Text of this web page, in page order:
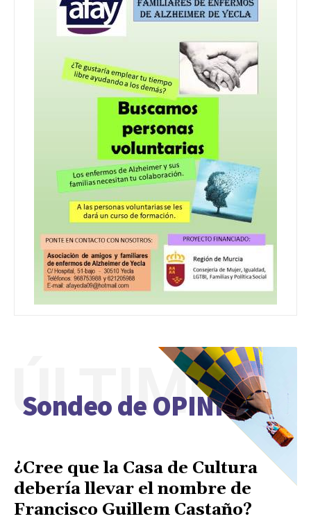
Sondeo de OPINIÓN
ÚLTIMO
¿Cree que la Casa de Cultura
debería llevar el nombre de
Francisco Guillem Castaño?